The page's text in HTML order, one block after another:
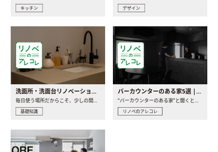
キッチン デザイン
洗面所・洗面台リノベーションの事例と間取りアイデア
毎日使う場所だからこそ、少しの間取りの工夫や素材の選び方で..
基礎知識
バーカウンターのある家5選 | 日常に馴染む“距離の近い”キッチンとは
“バーカウンターのある家”と聞くと、少し特別な、大人のための..
リノベのアレコレ